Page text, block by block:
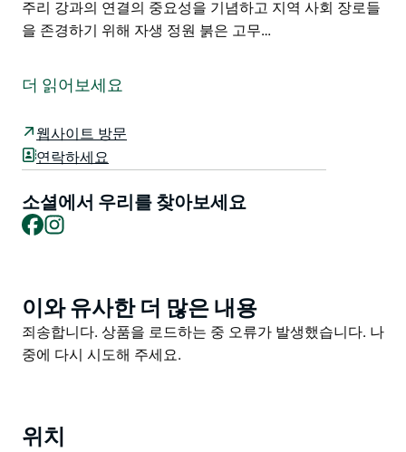
주리 강과의 연결의 중요성을 기념하고 지역 사회 장로들
을 존경하기 위해 자생 정원 붉은 고무…
다운 머럼비지 리버 워크(Murrumbidgee River Walk)는
알려진 점토 제방의 강 하류에 있는 달링턴 포인트 브리지
아래 서쪽으로 이어집니다.
길을 따라 피크닉 장소와 휴식 장소가 있으며 방문객에게
지역 동식물 및 역사를 알려주는 해설 표지판도 있습니다.
합니다.
1930년대에는 약 25가구가 산책로의 이 구역을 따라 살
았지만 오직 총각들만이 Bunyip 구멍 근처에 살았습니
다.
더 읽어보세요
웹사이트 방문
연락하세요
소셜에서 우리를 찾아보세요
Facebook
Product
List
이와 유사한 더 많은 내용
Product
List
죄송합니다. 상품을 로드하는 중 오류가 발생했습니다. 나
중에 다시 시도해 주세요.
위치